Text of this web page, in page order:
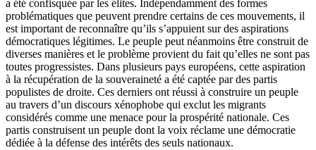
a été confisquée par les élites. Indépendamment des formes
problématiques que peuvent prendre certains de ces mouvements, il
est important de reconnaître qu’ils s’appuient sur des aspirations
démocratiques légitimes. Le peuple peut néanmoins être construit de
diverses manières et le problème provient du fait qu’elles ne sont pas
toutes progressistes. Dans plusieurs pays européens, cette aspiration
à la récupération de la souveraineté a été captée par des partis
populistes de droite. Ces derniers ont réussi à construire un peuple
au travers d’un discours xénophobe qui exclut les migrants
considérés comme une menace pour la prospérité nationale. Ces
partis construisent un peuple dont la voix réclame une démocratie
dédiée à la défense des intérêts des seuls nationaux.